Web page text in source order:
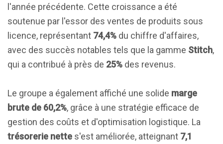
l'année précédente. Cette croissance a été
soutenue par l'essor des ventes de produits sous
licence, représentant 74,4% du chiffre d'affaires,
avec des succès notables tels que la gamme Stitch,
qui a contribué à près de 25% des revenus.
Le groupe a également affiché une solide marge
brute de 60,2%, grâce à une stratégie efficace de
gestion des coûts et d'optimisation logistique. La
trésorerie nette s'est améliorée, atteignant 7,1